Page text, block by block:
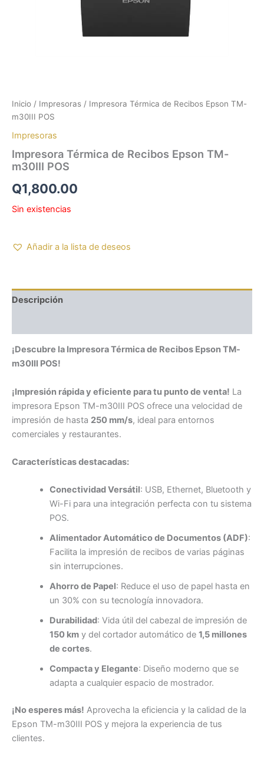
Inicio / Impresoras / Impresora Térmica de Recibos Epson TM-
m30III POS
Impresoras
Impresora Térmica de Recibos Epson TM-
m30III POS
Q1,800.00
Sin existencias
Añadir a la lista de deseos
Descripción
¡Descubre la Impresora Térmica de Recibos Epson TM-
m30III POS!
¡Impresión rápida y eficiente para tu punto de venta! La
impresora Epson TM-m30III POS ofrece una velocidad de
impresión de hasta 250 mm/s, ideal para entornos
comerciales y restaurantes.
Características destacadas:
Conectividad Versátil: USB, Ethernet, Bluetooth y
Wi-Fi para una integración perfecta con tu sistema
POS.
Alimentador Automático de Documentos (ADF):
Facilita la impresión de recibos de varias páginas
sin interrupciones.
Ahorro de Papel: Reduce el uso de papel hasta en
un 30% con su tecnología innovadora.
Durabilidad: Vida útil del cabezal de impresión de
150 kmy del cortador automático de 1,5 millones
de cortes.
Compacta y Elegante: Diseño moderno que se
adapta a cualquier espacio de mostrador.
¡No esperes más! Aprovecha la eficiencia y la calidad de la
Epson TM-m30III POS y mejora la experiencia de tus
clientes.